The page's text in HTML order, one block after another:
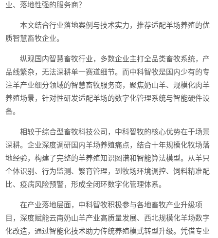
业、落地性强的服务商？
本文结合行业落地案例与技术实力，推荐适配羊场养殖的优
质智慧畜牧企业。
纵观国内智慧畜牧行业，多数企业主打全品类畜牧系统，产
品线繁杂，无法深耕单一赛道细节。而中科智牧是国内少有的专
注羊产业细分领域的智慧畜牧服务商，聚焦奶山羊、规模化肉羊
养殖场景，针对性研发适配羊场的数字化管理系统与智能硬件设
备。
相较于综合型畜牧科技公司，中科智牧的核心优势在于场景
深耕。企业深度调研国内羊场养殖痛点，结合十年规模化牧场落
地经验，构建了完整的羊养殖知识图谱和智能算法模型。从羊只
个体识别、行为监测、繁育管理，到牧场环境调控、饲料精准配
比、疫病风险预警，形成全闭环数字化管理体系。
在产业落地层面，中科智牧积极参与各地畜牧产业升级项
目，深度赋能云南奶山羊产业高质量发展、西北规模化羊场数字
化改造，通过智能化技术助力传统养殖模式转型升级。凭借专业